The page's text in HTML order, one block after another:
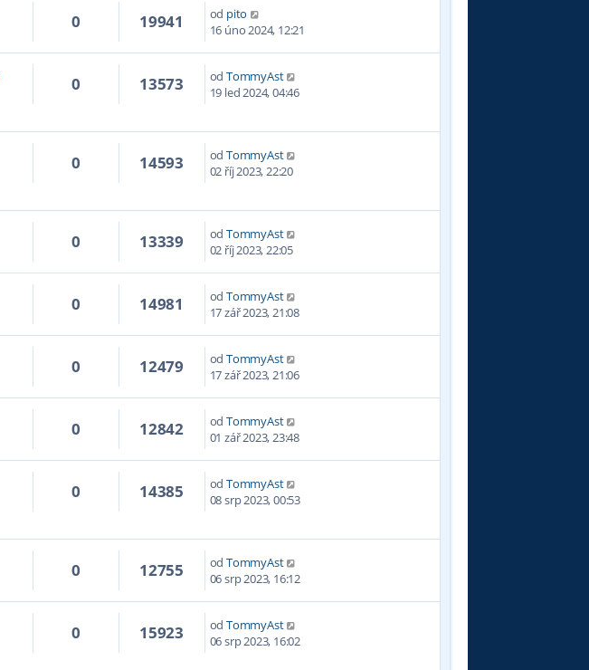
0 19941 od pito
16 úno 2024, 12:21
0 13573 od TommyAst
19 led 2024, 04:46
0 14593 od TommyAst
02 říj 2023, 22:20
0 13339 od TommyAst
02 říj 2023, 22:05
0 14981 od TommyAst
17 zář 2023, 21:08
0 12479 od TommyAst
17 zář 2023, 21:06
0 12842 od TommyAst
01 zář 2023, 23:48
0 14385 od TommyAst
08 srp 2023, 00:53
0 12755 od TommyAst
06 srp 2023, 16:12
0 15923 od TommyAst
06 srp 2023, 16:02